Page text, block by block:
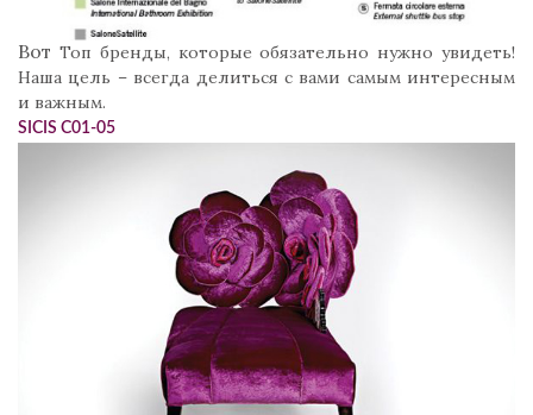
Вот Топ бренды, которые обязательно нужно увидеть!
Наша цель – всегда делиться с вами самым интересным
и важным.
SICIS C01-05